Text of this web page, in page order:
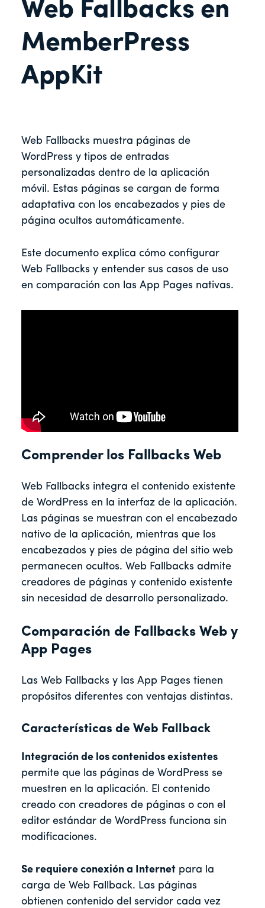
Web Fallbacks en
MemberPress
AppKit
Web Fallbacks muestra páginas de
WordPress y tipos de entradas
personalizadas dentro de la aplicación
móvil. Estas páginas se cargan de forma
adaptativa con los encabezados y pies de
página ocultos automáticamente.
Este documento explica cómo configurar
Web Fallbacks y entender sus casos de uso
en comparación con las App Pages nativas.
Comprender los Fallbacks Web
Web Fallbacks integra el contenido existente
de WordPress en la interfaz de la aplicación.
Las páginas se muestran con el encabezado
nativo de la aplicación, mientras que los
encabezados y pies de página del sitio web
permanecen ocultos. Web Fallbacks admite
creadores de páginas y contenido existente
sin necesidad de desarrollo personalizado.
Comparación de Fallbacks Web y
App Pages
Las Web Fallbacks y las App Pages tienen
propósitos diferentes con ventajas distintas.
Características de Web Fallback
Integración de los contenidos existentes
permite que las páginas de WordPress se
muestren en la aplicación. El contenido
creado con creadores de páginas o con el
editor estándar de WordPress funciona sin
modificaciones.
Se requiere conexión a Internet para la
carga de Web Fallback. Las páginas
obtienen contenido del servidor cada vez